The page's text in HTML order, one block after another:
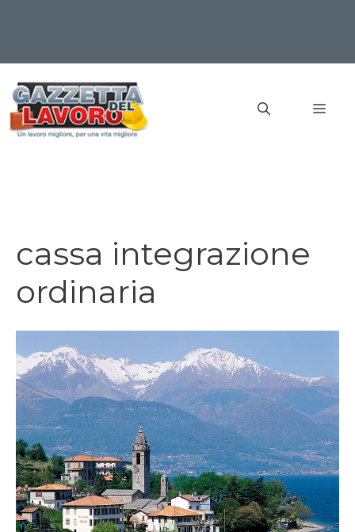
contenuto
cassa integrazione
ordinaria